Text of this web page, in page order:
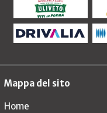
Mappa del sito
Home